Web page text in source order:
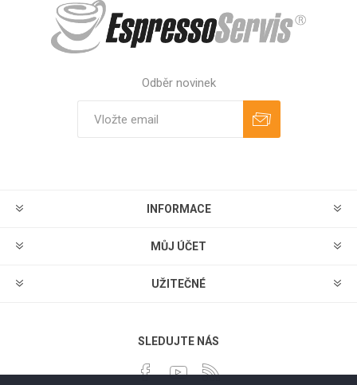
Odběr novinek
INFORMACE
MŮJ ÚČET
UŽITEČNÉ
SLEDUJTE NÁS